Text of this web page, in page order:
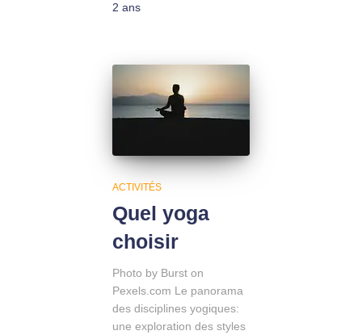
2 ans
ACTIVITÉS
Quel yoga
choisir
Photo by Burst on
Pexels.com Le panorama
des disciplines yogiques:
une exploration des styles